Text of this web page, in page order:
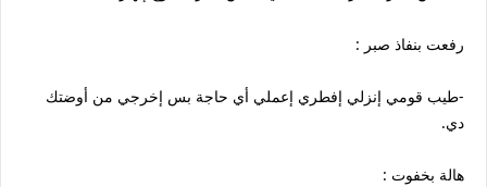
رفعت بنفاذ صبر :
-طيب قومي إنزلي إفطري إعملي أي حاجة بس إخرجي من أوضتك
دي.
هالة بخفوت :